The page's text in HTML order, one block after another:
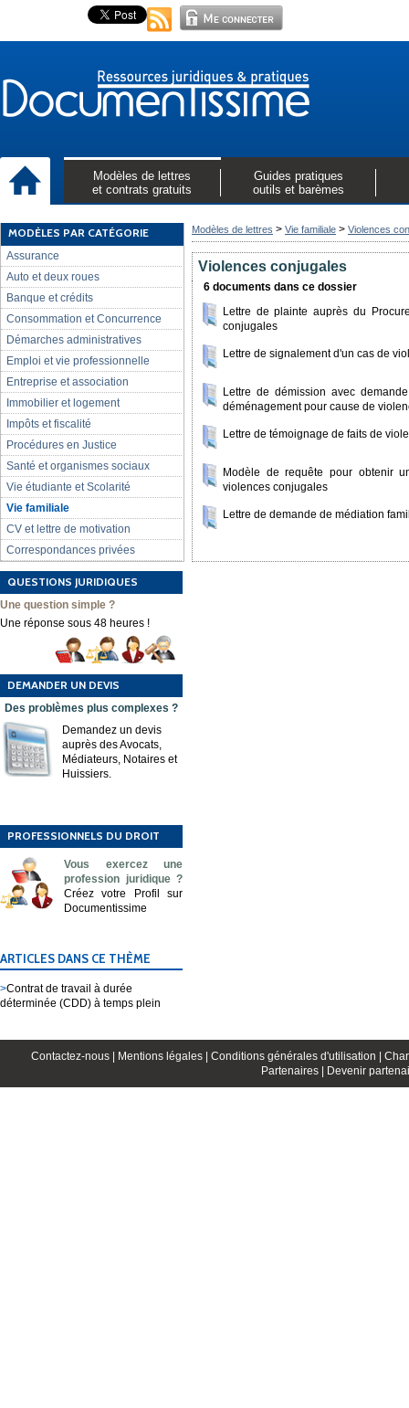
Modèles de lettres
et contrats gratuits
Guides pratiques
outils et barèmes
MODÈLES PAR CATÉGORIE
Assurance
Auto et deux roues
Banque et crédits
Consommation et Concurrence
Démarches administratives
Emploi et vie professionnelle
Entreprise et association
Immobilier et logement
Impôts et fiscalité
Procédures en Justice
Santé et organismes sociaux
Vie étudiante et Scolarité
Vie familiale
CV et lettre de motivation
Correspondances privées
QUESTIONS JURIDIQUES
Une question simple ?
Une réponse sous 48 heures !
DEMANDER UN DEVIS
Des problèmes plus complexes ?
Demandez un devis
auprès des Avocats,
Médiateurs, Notaires et
Huissiers.
PROFESSIONNELS DU DROIT
Vous exercez une
profession juridique ?
Créez votre Profil sur
Documentissime
ARTICLES DANS CE THÈME
>Contrat de travail à durée
déterminée (CDD) à temps plein
Modèles de lettres > Vie familiale > Violences
Violences conjugales
6 documents dans ce dossier
Lettre de plainte auprès du
conjugales
Lettre de signalement d'un cas de
Lettre de démission avec
déménagement pour cause de
Lettre de témoignage de faits de
Modèle de requête pour obtenir
violences conjugales
Lettre de demande de médiation
Contactez-nous | Mentions légales | Conditions générales d'utilisation |
Partenaires |
Devenir